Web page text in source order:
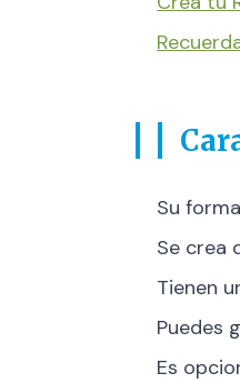
Su
Se crea
Tienen
Puedes
Es